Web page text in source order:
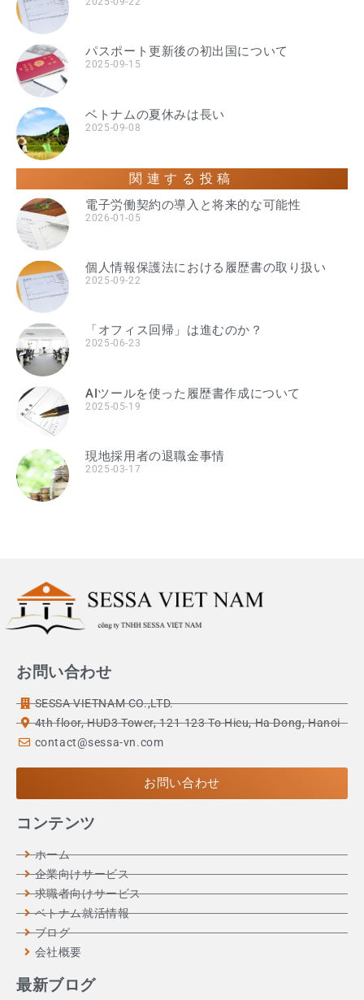
パスポート更新後の初出国について
2025-09-15
ベトナムの夏休みは長い
2025-09-08
関連する投稿
電子労働契約の導入と将来的な可能性
2026-01-05
個人情報保護法における履歴書の取り扱い
2025-09-22
「オフィス回帰」は進むのか？
2025-06-23
AIツールを使った履歴書作成について
2025-05-19
現地採用者の退職金事情
2025-03-17
お問い合わせ
SESSA VIETNAM CO.,LTD.
4th floor, HUD3 Tower, 121-123 To Hieu, Ha Dong, Hanoi
contact@sessa-vn.com
お問い合わせ
コンテンツ
ホーム
企業向けサービス
求職者向けサービス
ベトナム就活情報
ブログ
会社概要
最新ブログ